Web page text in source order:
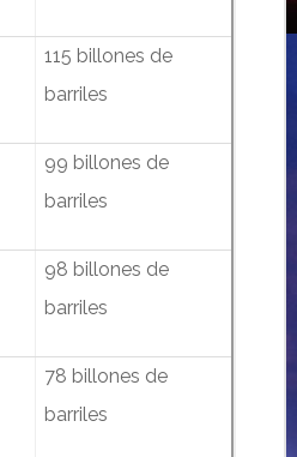
115 billones de
barriles
99 billones de
barriles
98 billones de
barriles
78 billones de
barriles